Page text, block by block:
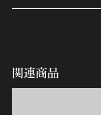
関連商品